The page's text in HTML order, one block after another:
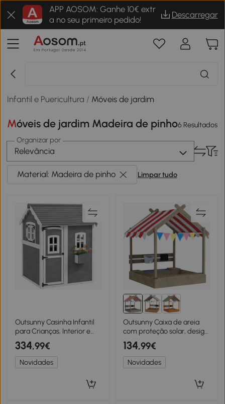
APP AOSOM: Ganhe 10€ extr
a no seu primeiro pedido!
Descarregar
Infantil e Puericultura / Móveis de jardim
Móveis de jardim Madeira de pinho6 Resultados
Organizar por
Relevância
Material: Madeira de pinho Limpar tudo
Outsunny Casinha Infantil
para Crianças, Interior e
Exterior, com Porta, Janelas
e Canteiro, Madeira de
Pinho, Cinza
334,99€
Novidades
Outsunny Caixa de areia
com proteção solar, design
de casa de brincar, com
conjunto de brinquedos,
madeira maciça tratada,
124 x 116 x 146 cm, cinza
134,99€
Novidades